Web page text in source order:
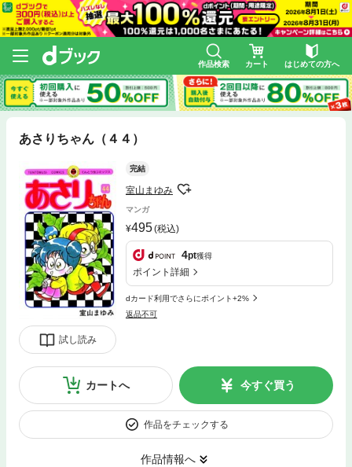
作品検索 カート はじめての方へ
あさりちゃん（４４）
試し読み
完結
室山まゆみ
マンガ
495(税込)
4pt獲得
ポイント詳細
dカード利用でさらにポイント+2%
返品不可
カートへ 今すぐ買う
作品をチェックする
作品情報へ